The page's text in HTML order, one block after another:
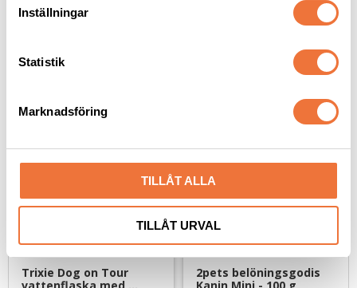
Inställningar
Statistik
Marknadsföring
TILLÅT ALLA
TILLÅT URVAL
Trixie Dog on Tour
2pets belöningsgodis